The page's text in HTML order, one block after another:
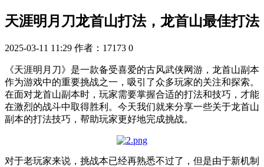
天涯明月刀龙首山打法，龙首山最佳打法
2025-03-11 11:29 作者：17173 0
《天涯明月刀》是一款备受喜爱的古风武侠网游，龙首山副本
作为游戏中的重要挑战之一，吸引了众多玩家的关注和探索。
在面对龙首山副本时，玩家需要掌握合适的打法和技巧，才能
在激烈的战斗中取得胜利。今天我们就来分享一些关于龙首山
副本的打法技巧，帮助玩家更好地完成挑战。
对于老玩家来说，挑战本已经再熟悉不过了，但是由于新机制